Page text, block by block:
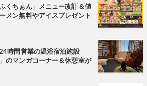
くちぁん」メニュー改訂＆値
メン無料やアイスプレゼント
時間営業の温浴宿泊施設
のマンガコーナー＆休憩室が